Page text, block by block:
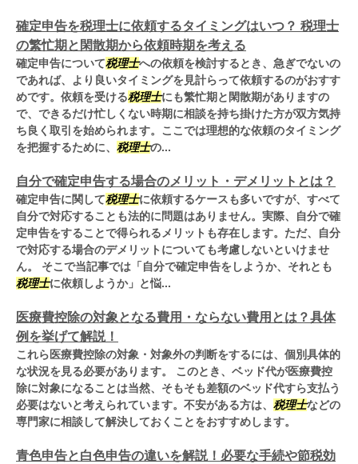
確定申告を税理士に依頼するタイミングはいつ？ 税理士
の繁忙期と閑散期から依頼時期を考える
確定申告について税理士への依頼を検討するとき、急ぎでないの
であれば、より良いタイミングを見計らって依頼するのがおすす
めです。依頼を受ける税理士にも繁忙期と閑散期がありますの
で、できるだけ忙しくない時期に相談を持ち掛けた方が双方気持
ち良く取引を始められます。ここでは理想的な依頼のタイミング
を把握するために、 税理士の...
自分で確定申告する場合のメリット・デメリットとは？
確定申告に関して税理士に依頼するケースも多いですが、すべて
自分で対応することも法的に問題はありません。実際、自分で確
定申告をすることで得られるメリットも存在します。ただ、自分
で対応する場合のデメリットについても考慮しないといけませ
ん。 そこで当記事では「自分で確定申告をしようか、それとも
税理士に依頼しようか」と悩...
医療費控除の対象となる費用・ならない費用とは？具体
例を挙げて解説！
これら医療費控除の対象・対象外の判断をするには、個別具体的
な状況を見る必要があります。 このとき、ベッド代が医療費控
除に対象になることは当然、そもそも差額のベッド代すら支払う
必要はないと考えられています。不安がある方は、 税理士などの
専門家に相談して解決しておくことをおすすめします。
青色申告と白色申告の違いを解説！必要な手続や節税効